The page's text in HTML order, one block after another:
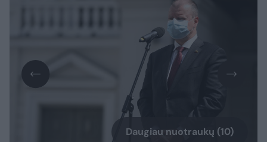
Daugiau nuotraukų (10)